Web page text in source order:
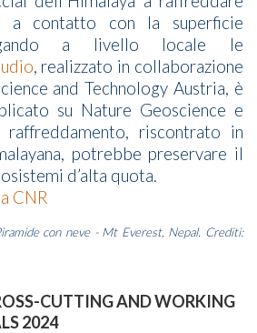
a contatto con la superficie
a livello locale le
, realizzato in collaborazione
and Technology Austria, è
su Nature Geoscience e
riscontrato in
potrebbe preservare il
d’alta quota.
CNR
con neve - Mt Everest, Nepal. Crediti:
CUTTING AND WORKING
2024